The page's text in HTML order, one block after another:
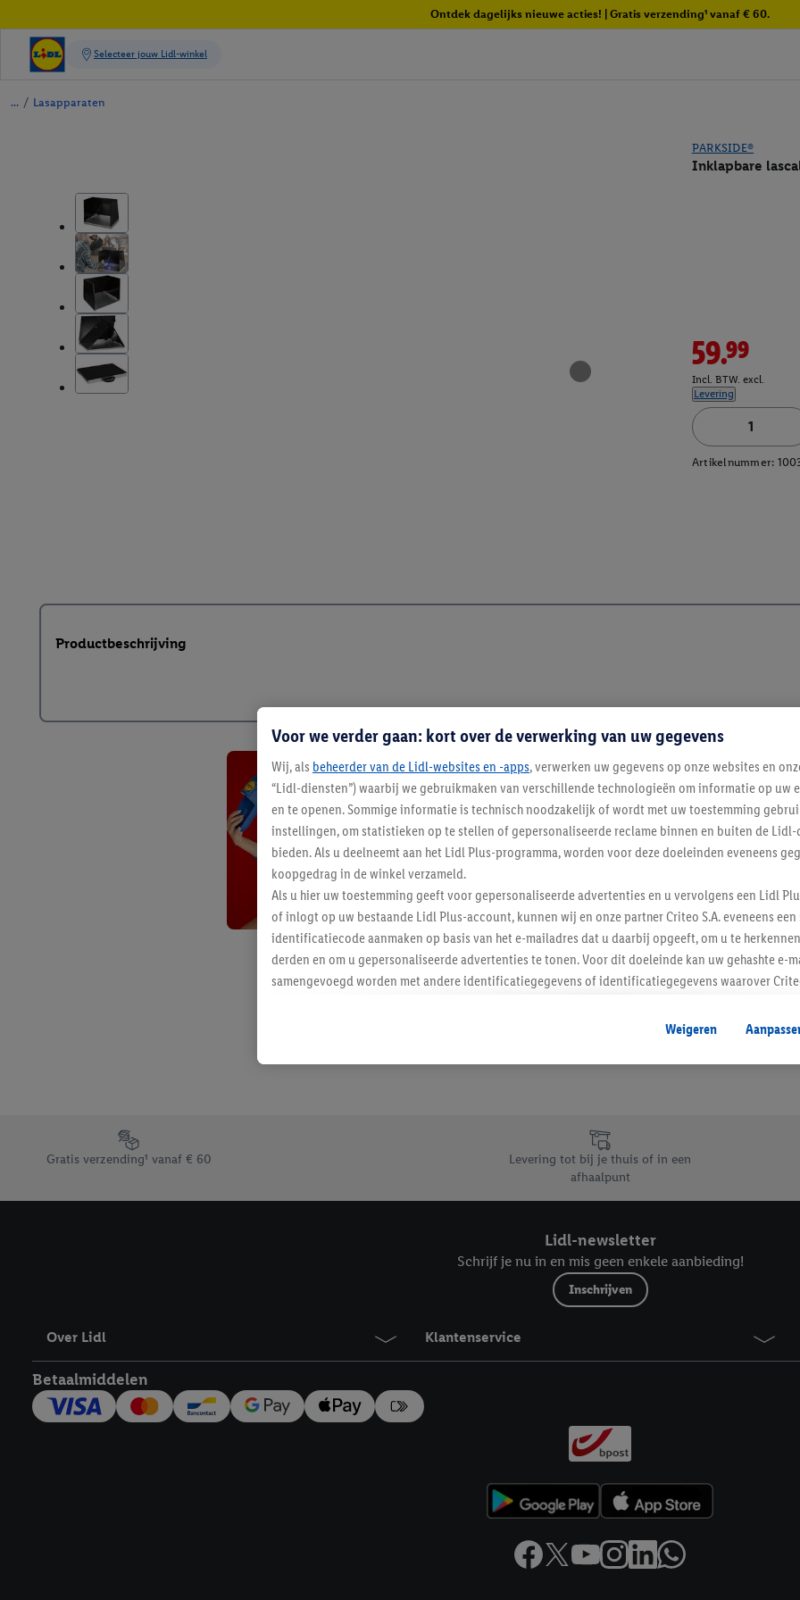
Ontdek dagelijks nieuwe acties! | Gratis verzending¹ vanaf € 60.
/ Lasapparaten
PARKSIDE®
Inklapbare
59.99
Incl. BTW. excl.
Levering
Artikelnummer:
Productbeschrijving
Blijf op de
Schrijf je in op de
Footerelement met de verschillende USPs van Lidl.be
Gratis verzending¹ vanaf € 60
Levering tot bij je thuis of in een
afhaalpunt
Lidl-newsletter
Schrijf je nu in en mis geen enkele aanbieding!
Inschrijven
Over Lidl Klantenservice
Betaalmiddelen
Voor we verder gaan: kort over de verwerking van uw gegevens
Wij, als beheerder van de Lidl-websites en -apps, verwerken uw gegevens op onze websites en
“Lidl-diensten”) waarbij we gebruikmaken van verschillende technologieën om informatie op uw
en te openen. Sommige informatie is technisch noodzakelijk of wordt met uw toestemming
instellingen, om statistieken op te stellen of gepersonaliseerde reclame binnen en buiten de Lidl-
bieden. Als u deelneemt aan het Lidl Plus-programma, worden voor deze doeleinden eveneens
koopgedrag in de winkel verzameld.
Als u hier uw toestemming geeft voor gepersonaliseerde advertenties en u vervolgens een Lidl
of inlogt op uw bestaande Lidl Plus-account, kunnen wij en onze partner Criteo S.A. eveneens
identificatiecode aanmaken op basis van het e-mailadres dat u daarbij opgeeft, om u te
derden en om u gepersonaliseerde advertenties te tonen. Voor dit doeleinde kan uw gehashte e-
samengevoegd worden met andere identificatiegegevens of identificatiegegevens waarover
Als u hiermee akkoord gaat, kunnen advertenties in het kader van retargeting, d.w.z. advertenties
u interesse hebt getoond (bijvoorbeeld door het product in de webshop aan uw winkelmandje
niet te kopen), ook op verschillende apparaten en verschillende Lidl-diensten worden
Onder “Aanpassen” kunt u individuele doeleinden toestaan en meer informatie vinden over de
Door op “weigeren” te klikken, kunt u alleen het gebruik van de noodzakelijke technologieën
“aanvaarden” te klikken, stemt u in met alle verwerkingen voor alle bovengenoemde doeleinden.
Weigeren